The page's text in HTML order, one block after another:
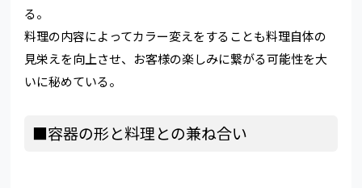
る。
料理の内容によってカラー変えをすることも料理自体の
見栄えを向上させ、お客様の楽しみに繋がる可能性を大
いに秘めている。
■容器の形と料理との兼ね合い